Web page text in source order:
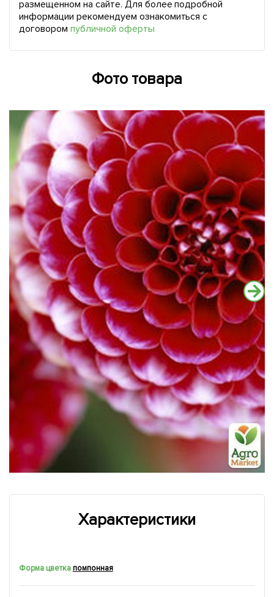
размещенном на сайте. Для более подробной
информации рекомендуем ознакомиться с
договором публичной оферты
Фото товара
Характеристики
Форма цветкапомпонная